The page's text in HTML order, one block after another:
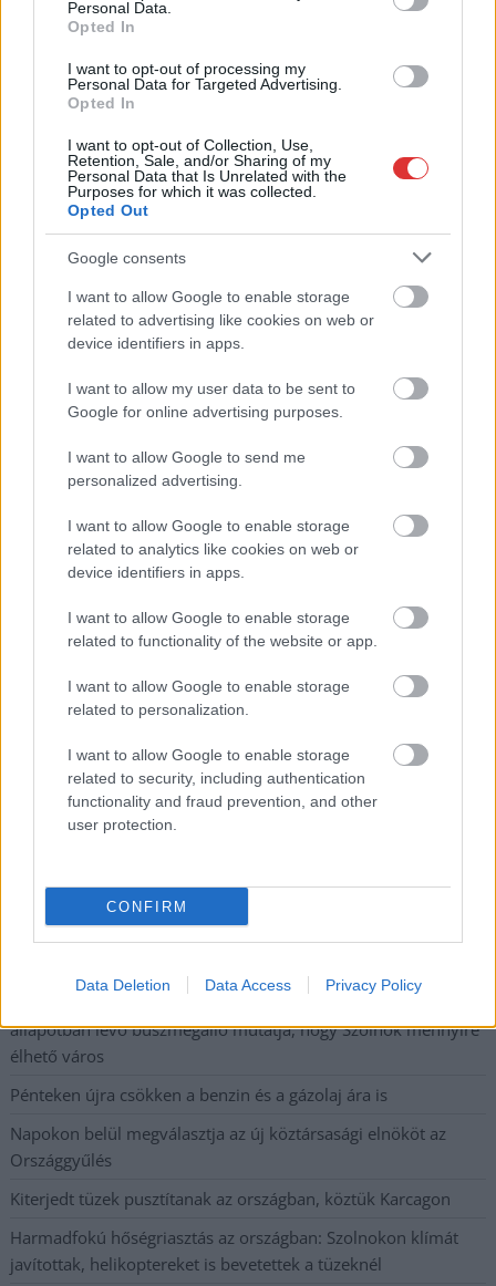
Personal Data.
Opted In
I want to opt-out of processing my
Personal Data for Targeted Advertising.
Opted In
I want to opt-out of Collection, Use,
Retention, Sale, and/or Sharing of my
Personal Data that Is Unrelated with the
Purposes for which it was collected.
Opted Out
Google consents
I want to allow Google to enable storage
related to advertising like cookies on web or
device identifiers in apps.
I want to allow my user data to be sent to
Google for online advertising purposes.
I want to allow Google to send me
personalized advertising.
I want to allow Google to enable storage
related to analytics like cookies on web or
device identifiers in apps.
I want to allow Google to enable storage
related to functionality of the website or app.
I want to allow Google to enable storage
related to personalization.
I want to allow Google to enable storage
related to security, including authentication
functionality and fraud prevention, and other
user protection.
CONFIRM
Data Deletion Data Access Privacy Policy
Meghosszabbította az ország egész területére érvényes,
harmadfokú hőségriasztást az Országos Tisztifőorvos
augusztus 7-én éjfélig, miközben a...
JNSZ megyei hírek
Hírlevél feliratkozás
meg e-mail címét:
Megismertem és elfogadom a
GDPR-szabályzat
Nem szeretne lemaradni semmiről? Csak egy kattintás, és hírlevelünk a
legfrissebb információkkal és exkluzív tartalmakkal hétről hétre
postaládájába érkezik!
A Szolnok megyei gazdák nagyon nem akarták a JÉGER
állapotban levő buszmegálló mutatja, hogy Szolnok mennyire
élhető város
Pénteken újra csökken a benzin és a gázolaj ára is
Napokon belül megválasztja az új köztársasági elnököt az
Országgyűlés
Kiterjedt tüzek pusztítanak az országban, köztük Karcagon
Harmadfokú hőségriasztás az országban: Szolnokon klímát
javítottak, helikoptereket is bevetettek a tüzeknél